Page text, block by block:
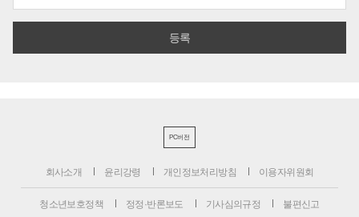
PC버전
회사소개 윤리강령 개인정보처리방침 이용자위원회
청소년보호정책 정정·반론보도 기사심의규정 불편신고